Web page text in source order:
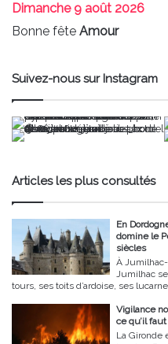
Dimanche9 août 2026
Bonne fête Amour
Suivez-nous sur Instagram
Articles les plus consultés
En
domine le
siècles
À
Jumilhac
tours, ses toits d’ardoise, ses
Vigilance
ce qu’il
La Gironde